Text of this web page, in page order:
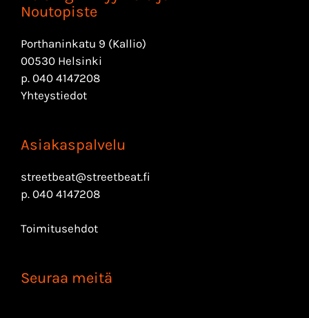
Noutopiste
Porthaninkatu 9 (Kallio)
00530 Helsinki
p. 040 4147208
Yhteystiedot
Asiakaspalvelu
streetbeat@streetbeat.fi
p. 040 4147208
Toimitusehdot
Seuraa meitä